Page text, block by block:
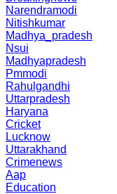
Narendramodi
Nitishkumar
Madhya_pradesh
Nsui
Madhyapradesh
Pmmodi
Rahulgandhi
Uttarpradesh
Haryana
Cricket
Lucknow
Uttarakhand
Crimenews
Aap
Education